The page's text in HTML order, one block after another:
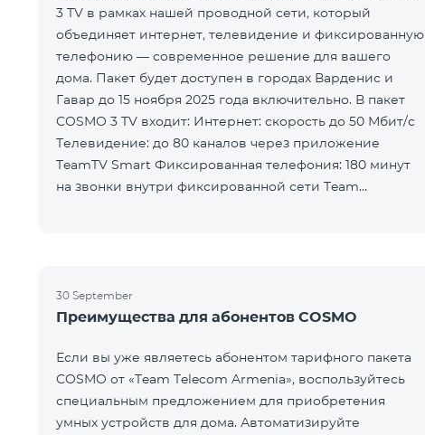
3 TV в рамках нашей проводной сети, который
объединяет интернет, телевидение и фиксированную
телефонию — современное решение для вашего
дома. Пакет будет доступен в городах Варденис и
Гавар до 15 ноября 2025 года включительно. В пакет
COSMO 3 TV входит: Интернет: скорость до 50 Мбит/с
Телевидение: до 80 каналов через приложение
TeamTV Smart Фиксированная телефония: 180 минут
на звонки внутри фиксированной сети Team
30 September
Преимущества для абонентов COSMO
Если вы уже являетесь абонентом тарифного пакета
COSMO от «Team Telecom Armenia», воспользуйтесь
специальным предложением для приобретения
умных устройств для дома. Автоматизируйте